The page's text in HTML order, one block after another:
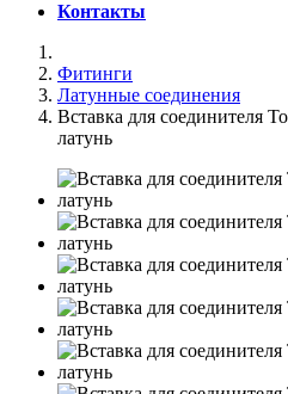
Контакты
Фитинги
Латунные соединения
Вставка для соединителя
латунь